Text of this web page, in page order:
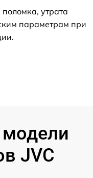
утрата
параметрам при
JVC